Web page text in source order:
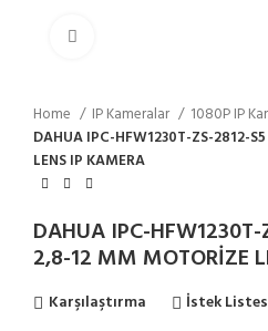
Home IP Kameralar
1080P IP
DAHUA IPC-HFW1230T-ZS-2812-
LENS IP KAMERA
DAHUA IPC-
2,8-12 MM MOTORİZE
Karşılaştırma İstek